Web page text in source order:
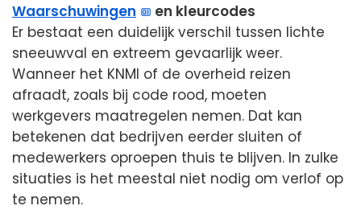
Waarschuwingen
en kleurcodes
Er bestaat een duidelijk verschil tussen lichte
sneeuwval en extreem gevaarlijk weer.
Wanneer het KNMI of de overheid reizen
afraadt, zoals bij code rood, moeten
werkgevers maatregelen nemen. Dat kan
betekenen dat bedrijven eerder sluiten of
medewerkers oproepen thuis te blijven. In zulke
situaties is het meestal niet nodig om verlof op
te nemen.